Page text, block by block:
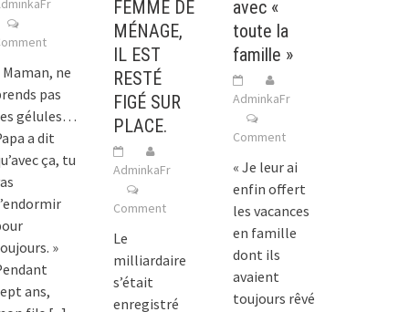
Maman, ne
pas
gélules…
a dit
ça, tu
»
ans,
FEMME DE
MÉNAGE,
IL EST
RESTÉ
FIGÉ SUR
PLACE.
AdminkaFr
Comment
Le
milliardaire
s’était
enregistré
avec «
toute la
famille »
AdminkaFr
Comment
« Je leur ai
enfin offert
les vacances
en famille
dont ils
avaient
toujours rêvé